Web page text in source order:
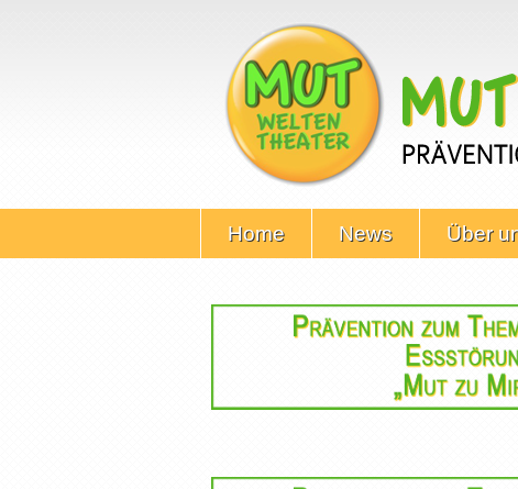
Home News Über